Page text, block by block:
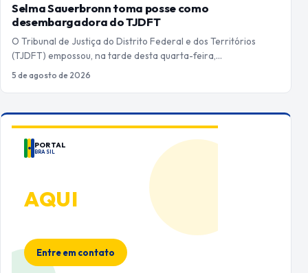
Selma Sauerbronn toma posse como
desembargadora do TJDFT
O Tribunal de Justiça do Distrito Federal e dos Territórios
(TJDFT) empossou, na tarde desta quarta-feira,…
5 de agosto de 2026
PORTAL
BRASIL
AQUI
Entre em contato